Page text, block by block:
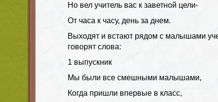
Но вел учитель вас к заветной цели-
От часа к часу, день за днем.
Выходят и встают рядом с малышами
говорят слова:
1 выпускник
Мы были все смешными малышами,
Когда пришли впервые в класс,